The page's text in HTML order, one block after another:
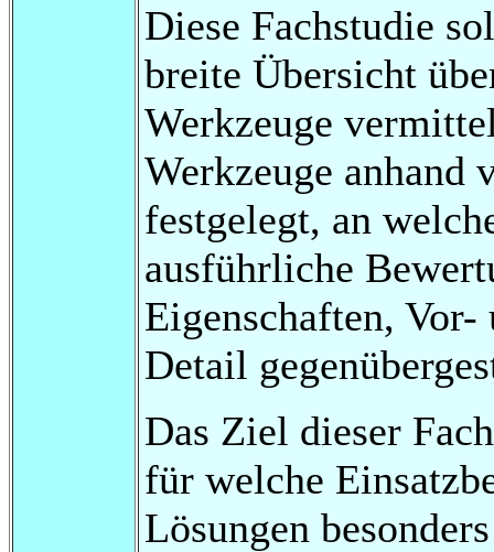
Diese Fachstudie
breite Übersicht
Werkzeuge
Werkzeuge
festgelegt, an
ausführliche
Eigenschaften,
Detail
Das Ziel dieser
für welche
Lösungen